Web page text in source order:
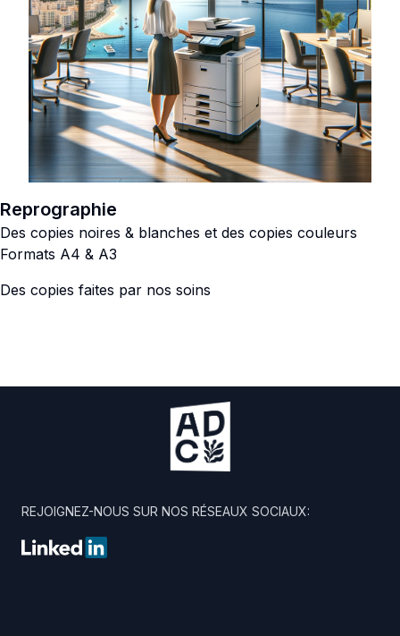
Reprographie
Des copies noires & blanches et des copies couleurs
Formats A4 & A3
Des copies faites par nos soins
REJOIGNEZ-NOUS SUR NOS RÉSEAUX SOCIAUX:
LinkedIn